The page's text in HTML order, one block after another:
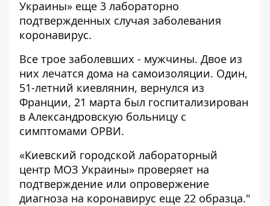
Украины» еще 3 лабораторно
подтвержденных случая заболевания
коронавирус.
Все трое заболевших - мужчины. Двое из
них лечатся дома на самоизоляции. Один,
51-летний киевлянин, вернулся из
Франции, 21 марта был госпитализирован
в Александровскую больницу с
симптомами ОРВИ.
«Киевский городской лабораторный
центр МОЗ Украины» проверяет на
подтверждение или опровержение
диагноза на коронавирус еще 22 образца."